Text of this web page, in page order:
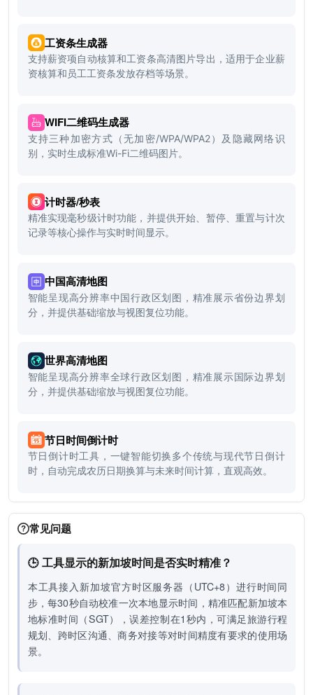
工资条生成器
支持薪资项自动核算和工资条高清图片导出，适用于企业薪
资核算和员工工资条发放存档等场景。
WIFI二维码生成器
支持三种加密方式（无加密/WPA/WPA2）及隐藏网络识
别，实时生成标准Wi-Fi二维码图片。
计时器/秒表
精准实现毫秒级计时功能，并提供开始、暂停、重置与计次
记录等核心操作与实时时间显示。
中国高清地图
智能呈现高分辨率中国行政区划图，精准展示省份边界划
分，并提供基础缩放与视图复位功能。
世界高清地图
智能呈现高分辨率全球行政区划图，精准展示国际边界划
分，并提供基础缩放与视图复位功能。
节日时间倒计时
节日倒计时工具，一键智能切换多个传统与现代节日倒计
时，自动完成农历日期换算与未来时间计算，直观高效。
常见问题
🕒 工具显示的新加坡时间是否实时精准？
本工具接入新加坡官方时区服务器（UTC+8）进行时间同
步，每30秒自动校准一次本地显示时间，精准匹配新加坡本
地标准时间（SGT），误差控制在1秒内，可满足旅游行程
规划、跨时区沟通、商务对接等对时间精度有要求的使用场
景。